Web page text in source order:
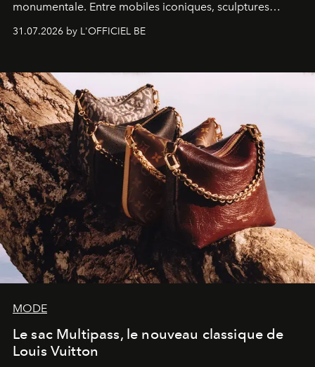
monumentale. Entre mobiles iconiques, sculptures
monumentales et poésie du mouvement, l'artiste
américain investit les espaces imaginés par Frank Gehry
sculpture.
31.07.2026 by L'OFFICIEL BE
MODE
Le sac Multipass, le nouveau classique de
Louis Vuitton